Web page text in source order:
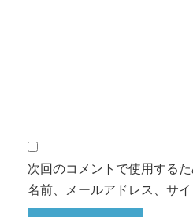
次回のコメントで使用する
名前、メールアドレス、サイ